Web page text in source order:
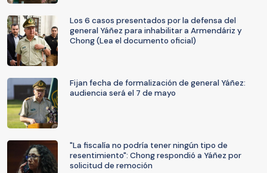
Los 6 casos presentados por la defensa del
general Yáñez para inhabilitar a Armendáriz y
Chong (Lea el documento oficial)
Fijan fecha de formalización de general Yáñez:
audiencia será el 7 de mayo
"La fiscalía no podría tener ningún tipo de
resentimiento": Chong respondió a Yáñez por
solicitud de remoción